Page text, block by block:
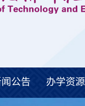
公告 办学资源